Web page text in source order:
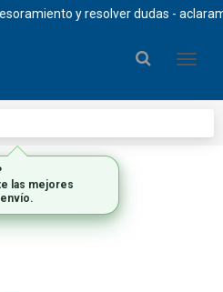
y resolver dudas -
Notebooks